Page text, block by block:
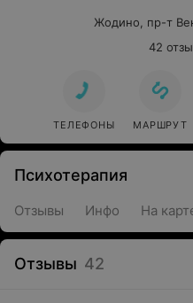
Жодино, пр-т
42
ТЕЛЕФОНЫ МАРШРУТ
Психотерапия
Отзывы Инфо На
Отзывы 42